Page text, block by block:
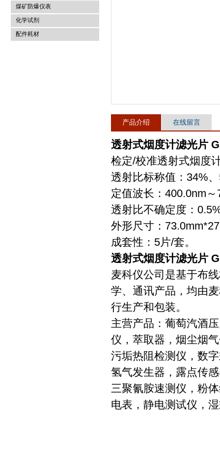
煤矿防爆仪表
化学试剂
配件耗材
产品介绍 在线留言
透射式烟度计滤光片
检定/校准透射式烟度
透射比标称值：34%
定值波长：400.0nm～
透射比不确定度：
外形尺寸：
成套性：5片/套。
透射式烟度计滤光片
麦科仪公司是基于布
学、通讯产品，均由
行生产和包装。
主营产品：葡萄汽酒
仪，萃取器，烟尘烟
污垢热阻检测仪，数
氢气发生器，露点传
三聚氰胺速测仪，粉
电表，静电测试仪，